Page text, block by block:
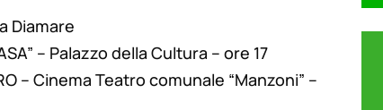
Diamare
– Palazzo della Cultura – ore 17
– Cinema Teatro comunale “Manzoni” –